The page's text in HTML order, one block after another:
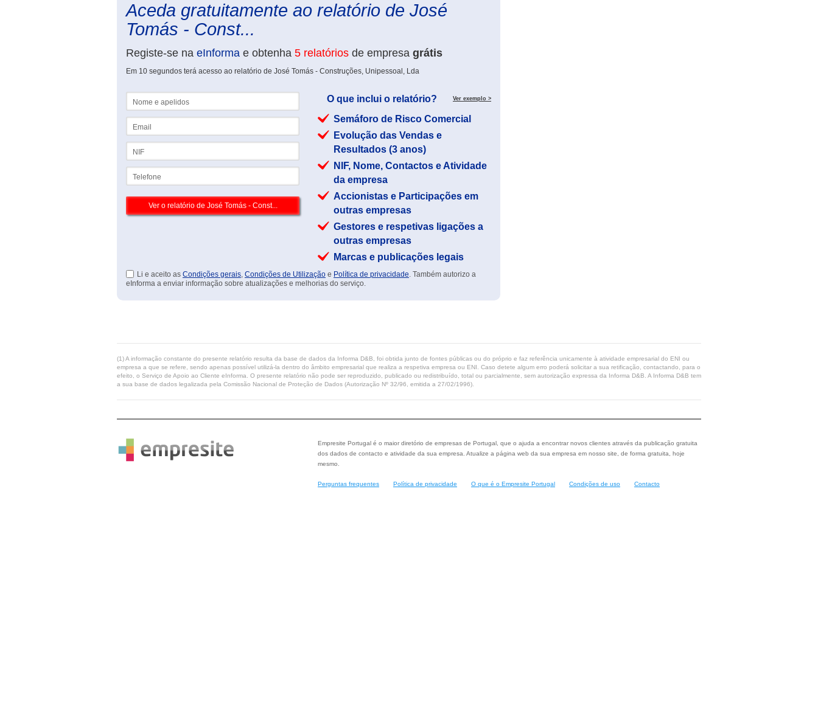
Aceda gratuitamente ao relatório de José
Tomás - Const...
Registe-se na eInforma e obtenha 5 relatórios de empresa grátis
Em 10 segundos terá acesso ao relatório de José Tomás - Construções, Unipessoal, Lda
O que inclui o relatório? Ver exemplo >
Semáforo de Risco Comercial
Evolução das Vendas e
Resultados (3 anos)
NIF, Nome, Contactos e Atividade
da empresa
Accionistas e Participações em
outras empresas
Gestores e respetivas ligações a
outras empresas
Marcas e publicações legais
Li e aceito as Condições gerais, Condições de Utilização e Política de privacidade. Também autorizo a
eInforma a enviar informação sobre atualizações e melhorias do serviço.
(1) A informação constante do presente relatório resulta da base de dados da Informa D&B, foi obtida junto de fontes públicas ou do próprio e faz referência unicamente à atividade empresarial do ENI ou
empresa a que se refere, sendo apenas possível utilizá-la dentro do âmbito empresarial que realiza a respetiva empresa ou ENI. Caso detete algum erro poderá solicitar a sua retificação, contactando, para o
efeito, o Serviço de Apoio ao Cliente eInforma. O presente relatório não pode ser reproduzido, publicado ou redistribuído, total ou parcialmente, sem autorização expressa da Informa D&B. A Informa D&B tem
a sua base de dados legalizada pela Comissão Nacional de Proteção de Dados (Autorização Nº 32/96, emitida a 27/02/1996).
Empresite Portugal é o maior diretório de empresas de Portugal, que o ajuda a encontrar novos clientes através da publicação gratuita
dos dados de contacto e atividade da sua empresa. Atualize a página web da sua empresa em nosso site, de forma gratuita, hoje
mesmo.
Perguntas frequentes Política de privacidade O que é o Empresite Portugal Condições de uso Contacto